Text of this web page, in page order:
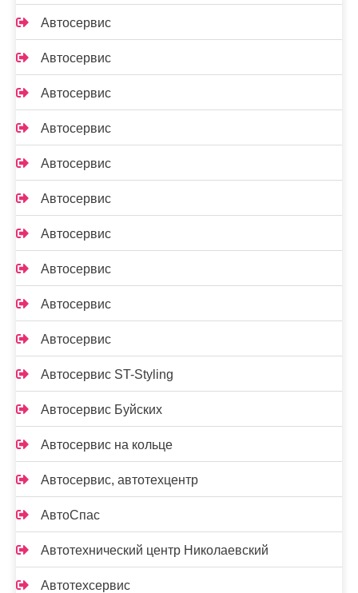
Автосервис
Автосервис
Автосервис
Автосервис
Автосервис
Автосервис
Автосервис
Автосервис
Автосервис
Автосервис
Автосервис ST-Styling
Автосервис Буйских
Автосервис на кольце
Автосервис, автотехцентр
АвтоСпас
Автотехнический центр Николаевский
Автотехсервис